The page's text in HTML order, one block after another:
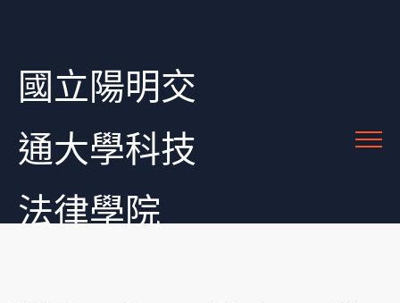
國立陽明交
通大學科技
法律學院